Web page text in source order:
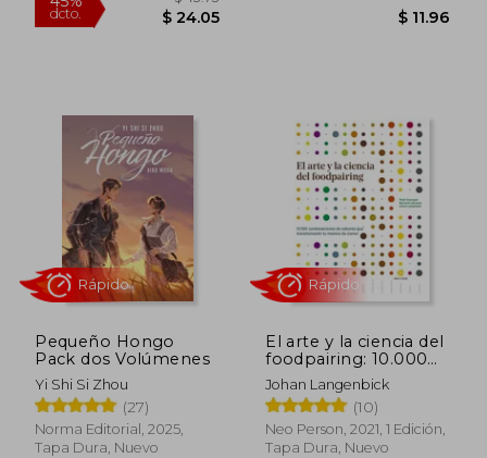
45%
dcto.
$ 43.73
$ 24.05
Pequeño Hongo
Pack dos Volúmenes
Yi Shi Si Zhou
(27)
Norma Editorial, 2025,
Tapa Dura, Nuevo
El arte y la ciencia del
foodpairing: 10.000
combinaciones de
sabores que
transformarán tu
manera de comer
Johan Langenbick
(10)
Neo Person, 2021, 1 Edición,
Tapa Dura, Nuevo